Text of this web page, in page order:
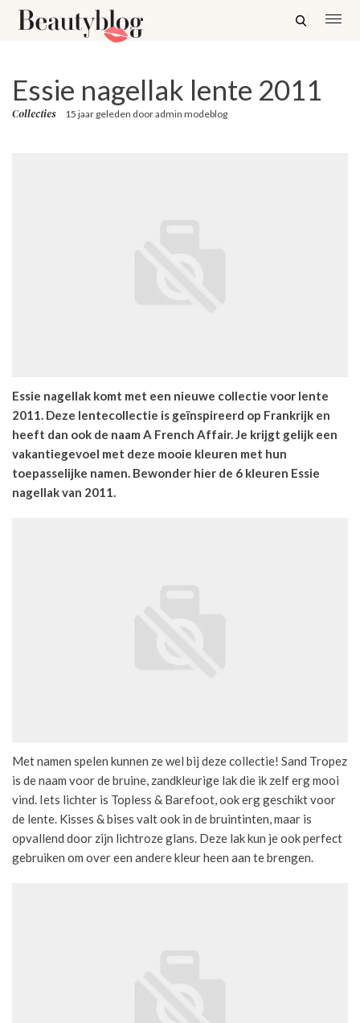
Essie nagellak lente 2011
Collecties 15 jaar geleden dooradmin modeblog
Essie nagellak komt met een nieuwe collectie voor lente
2011. Deze lentecollectie is geïnspireerd op Frankrijk en
heeft dan ook de naam A French Affair. Je krijgt gelijk een
vakantiegevoel met deze mooie kleuren met hun
toepasselijke namen. Bewonder hier de 6 kleuren Essie
nagellak van 2011.
Met namen spelen kunnen ze wel bij deze collectie! Sand Tropez
is de naam voor de bruine, zandkleurige lak die ik zelf erg mooi
vind. Iets lichter is Topless & Barefoot, ook erg geschikt voor
de lente. Kisses & bises valt ook in de bruintinten, maar is
opvallend door zijn lichtroze glans. Deze lak kun je ook perfect
gebruiken om over een andere kleur heen aan te brengen.